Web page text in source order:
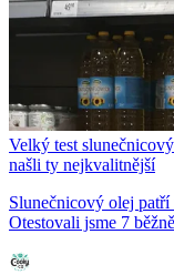
Velký test
našli ty nejkvalitnější
Slunečnicový olej
Otestovali jsme 7